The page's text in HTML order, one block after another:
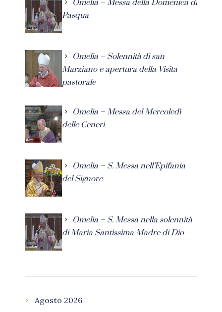
Omelia – Messa della Domenica di
Pasqua
Omelia – Solennità di san
Marziano e apertura della Visita
pastorale
Omelia – Messa del Mercoledì
delle Ceneri
Omelia – S. Messa nell’Epifania
del Signore
Omelia – S. Messa nella solennità
di Maria Santissima Madre di Dio
Agosto 2026